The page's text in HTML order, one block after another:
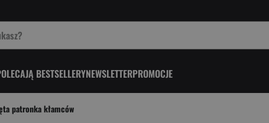
BESTSELLERYNEWSLETTERPROMOCJE
patronka kłamców